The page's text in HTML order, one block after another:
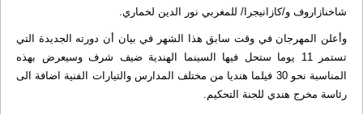
شاخنازاروف و/كازانيجرا/ للمغربي نور الدين لخماري.
وأعلن المهرجان في وقت سابق هذا الشهر في بيان أن دورته الجديدة التي
تستمر 11 يوما ستحل فيها السينما الهندية ضيف شرف وسيعرض بهذه
المناسبة نحو 30 فيلما هنديا من مختلف المدارس والتيارات الفنية اضافة الى
رئاسة مخرج هندي للجنة التحكيم.